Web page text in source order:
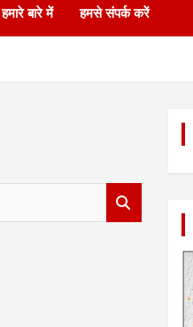
हमारे बारे में हमसे संपर्क करें